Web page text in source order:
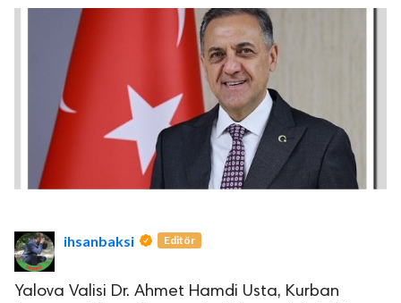
ihsanbaksi Editör
Yalova Valisi Dr. Ahmet Hamdi Usta, Kurban